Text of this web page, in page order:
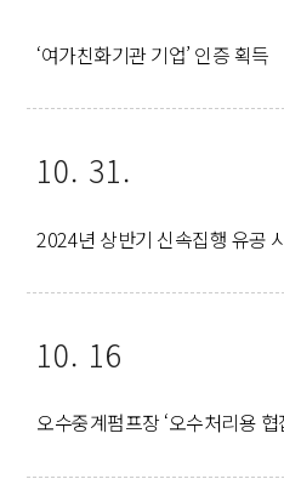
‘여가친화기관 기업’ 인증 획득
10. 31.
2024년 상반기 신속집행 유공
10. 16
오수중계펌프장 ‘오수처리용